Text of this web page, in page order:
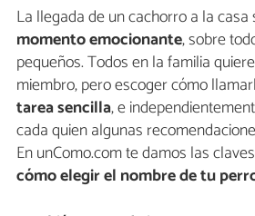
La llegada de un cachorro a la
momento emocionante, sobre
pequeños. Todos en la familia
miembro, pero escoger cómo
tarea sencilla, e
cada quien algunas
En unComo.com te damos las
cómo elegir el nombre de tu